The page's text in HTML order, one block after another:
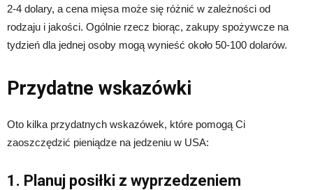
2-4 dolary, a cena mięsa może się różnić w zależności od
rodzaju i jakości. Ogólnie rzecz biorąc, zakupy spożywcze na
tydzień dla jednej osoby mogą wynieść około 50-100 dolarów.
Przydatne wskazówki
Oto kilka przydatnych wskazówek, które pomogą Ci
zaoszczędzić pieniądze na jedzeniu w USA:
1. Planuj posiłki z wyprzedzeniem